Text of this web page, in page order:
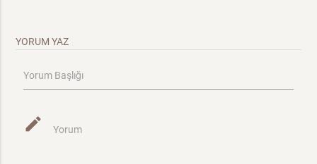
YORUM YAZ
Yorum Başlığı
mode_edit Yorum